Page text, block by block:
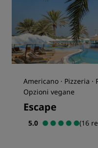
Americano · Pizzeria
Opzioni vegane
Escape
5.0 (16